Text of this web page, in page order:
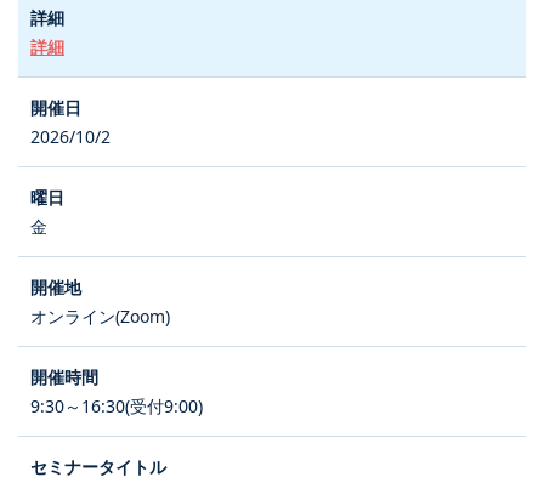
詳細
2026/10/2
金
オンライン(Zoom)
9:30～16:30(受付9:00)